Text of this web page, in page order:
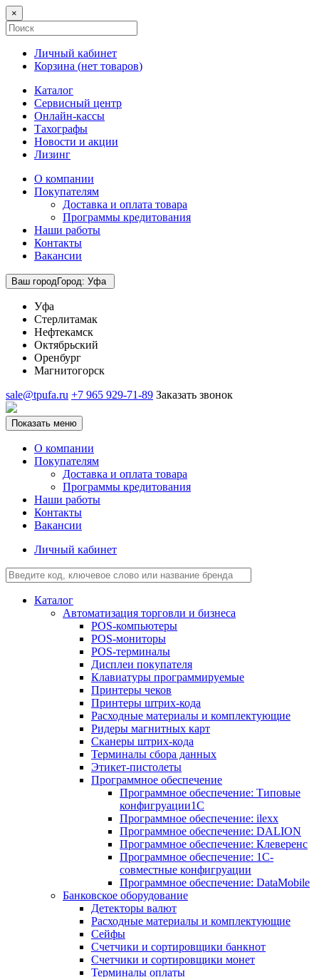
×
Личный кабинет
Корзина (нет товаров)
Каталог
Сервисный центр
Онлайн-кассы
Тахографы
Новости и акции
Лизинг
О компании
Покупателям
Доставка и оплата товара
Программы кредитования
Наши работы
Контакты
Вакансии
Ваш городГород: Уфа
Уфа
Стерлитамак
Нефтекамск
Октябрьский
Оренбург
Магнитогорск
sale@tpufa.ru +7 965 929-71-89 Заказать звонок
Показать меню
О компании
Покупателям
Доставка и оплата товара
Программы кредитования
Наши работы
Контакты
Вакансии
Личный кабинет
Каталог
Автоматизация торговли и бизнеса
POS-компьютеры
POS-мониторы
POS-терминалы
Дисплеи покупателя
Клавиатуры программируемые
Принтеры чеков
Принтеры штрих-кода
Расходные материалы и комплектующие
Ридеры магнитных карт
Сканеры штрих-кода
Терминалы сбора данных
Этикет-пистолеты
Программное обеспечение
Программное обеспечение: Типовые
конфигруации1С
Программное обеспечение: ilexx
Программное обеспечение: DALION
Программное обеспечение: Клеверенс
Программное обеспечение: 1С-
совместные конфигруации
Программное обеспечение: DataMobile
Банковское оборудование
Детекторы валют
Расходные материалы и комплектующие
Сейфы
Счетчики и сортировщики банкнот
Счетчики и сортировщики монет
Терминалы оплаты